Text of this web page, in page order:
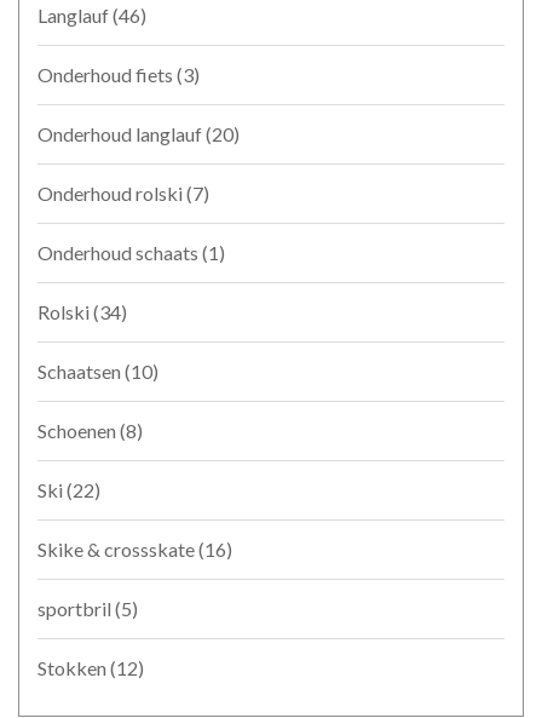
Langlauf(46)
Onderhoud fiets (3)
Onderhoud langlauf(20)
Onderhoud rolski (7)
Onderhoud schaats (1)
Rolski (34)
Schaatsen (10)
Schoenen (8)
Ski (22)
Skike & crossskate(16)
sportbril (5)
Stokken (12)